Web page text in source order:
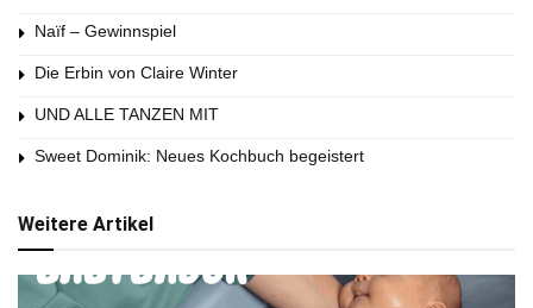
Naïf – Gewinnspiel
Die Erbin von Claire Winter
UND ALLE TANZEN MIT
Sweet Dominik: Neues Kochbuch begeistert
Weitere Artikel